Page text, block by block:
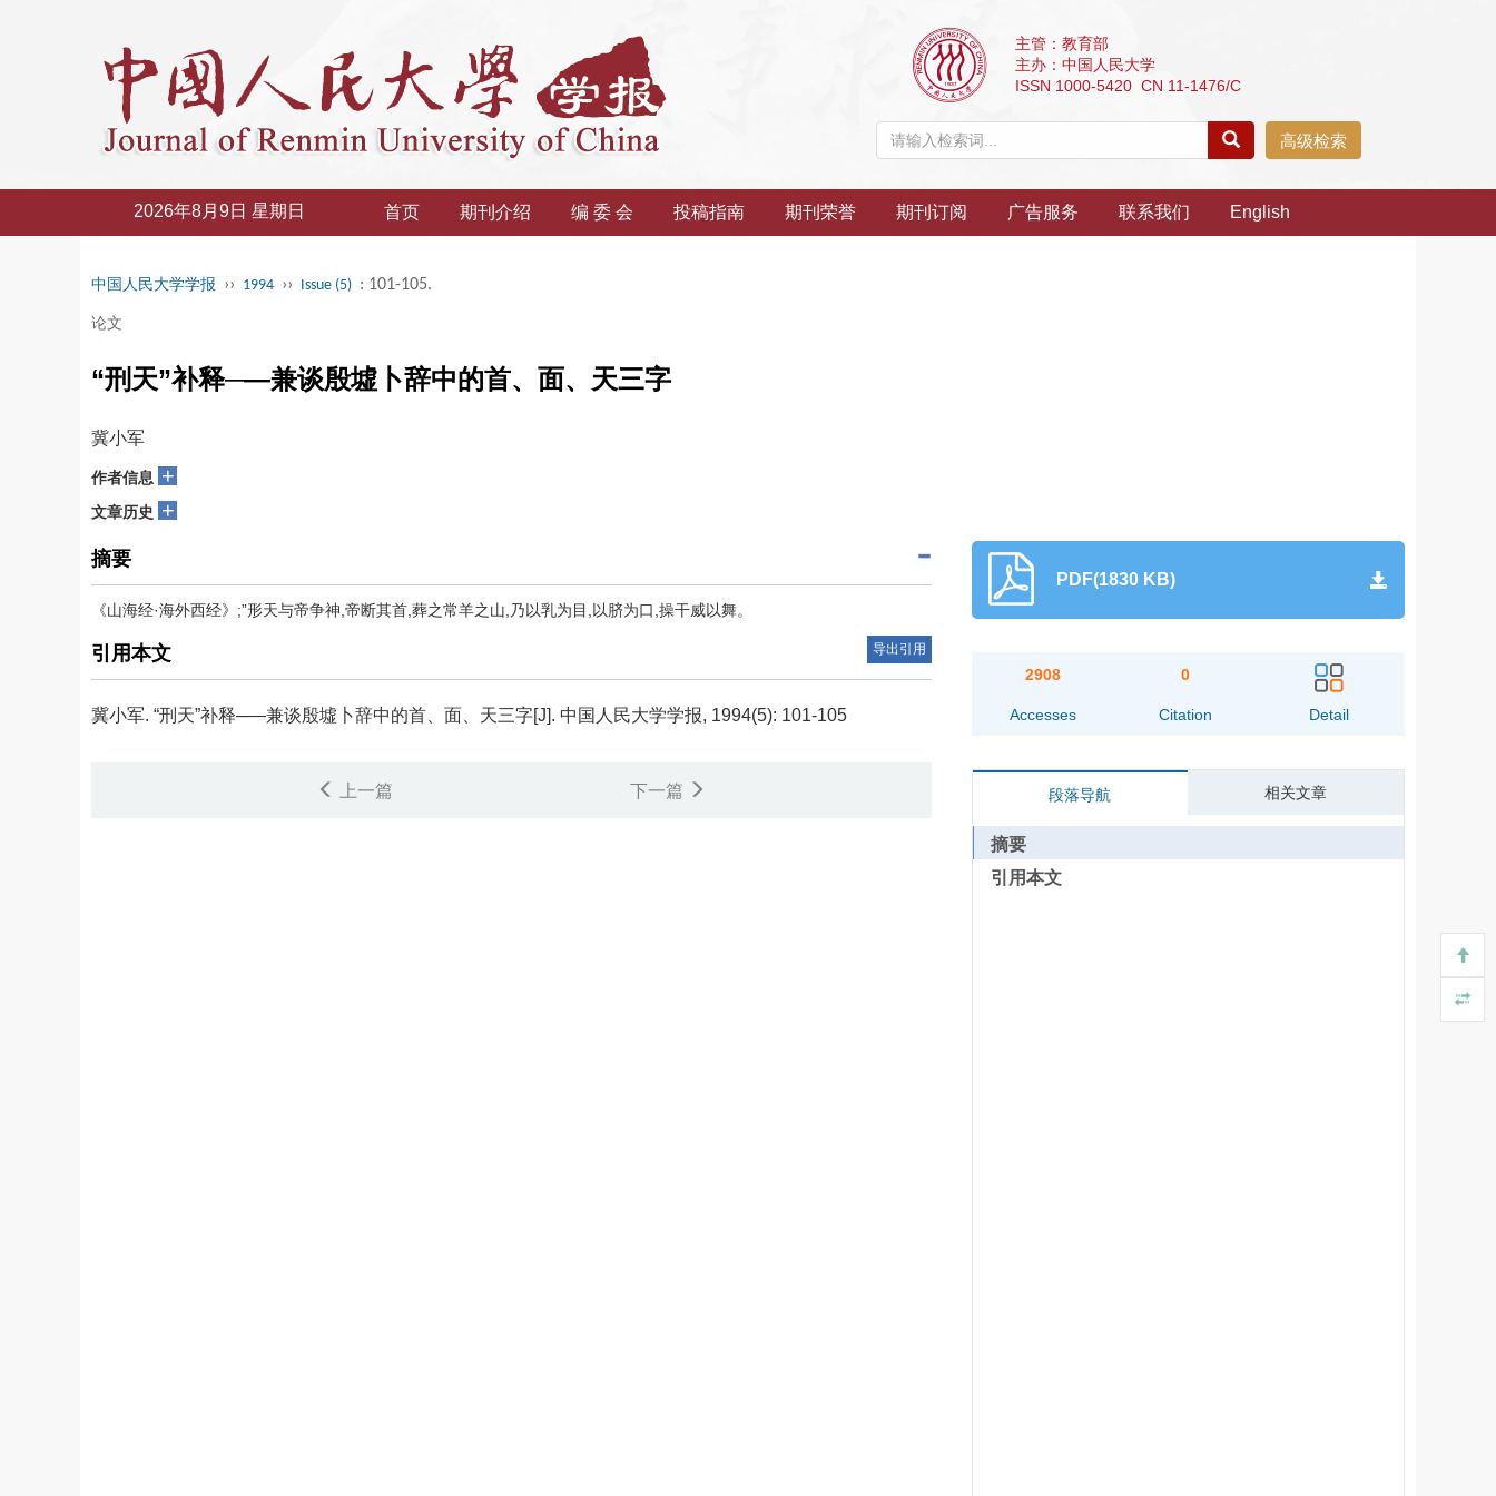
主管：教育部
主办：中国人民大学
ISSN 1000-5420 CN 11-1476/C
高级检索
2026年8月9日 星期日 首页 期刊介绍 编 委 会 投稿指南 期刊荣誉 期刊订阅 广告服务 联系我们 English
中国人民大学学报 ›› 1994 ›› Issue (5) : 101-105.
论文
“刑天”补释─—兼谈殷墟卜辞中的首、面、天三字
冀小军
作者信息 +
文章历史 +
摘要
《山海经·海外西经》;”形天与帝争神,帝断其首,葬之常羊之山,乃以乳为目,以脐为口,操干威以舞。
引用本文 导出引用
冀小军. “刑天”补释─—兼谈殷墟卜辞中的首、面、天三字[J]. 中国人民大学学报, 1994(5): 101-105
上一篇 下一篇
PDF(1830 KB)
2908
Accesses
0
Citation Detail
段落导航 相关文章
摘要
引用本文